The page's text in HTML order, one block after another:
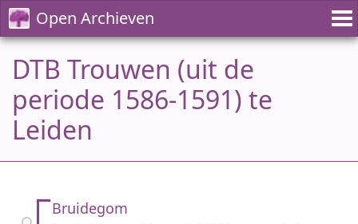
Open Archieven
DTB Trouwen (uit de
periode 1586-1591) te
Leiden
Bruidegom